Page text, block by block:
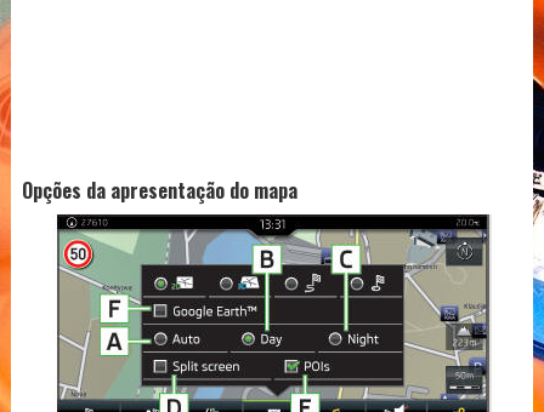
Opções da apresentação do mapa